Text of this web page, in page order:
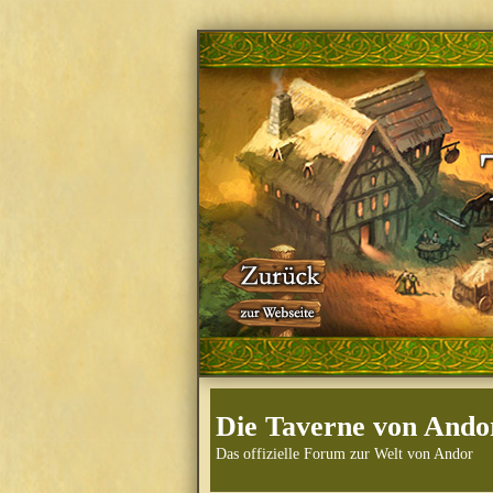
Die Taverne von
Das offizielle Forum zur Welt von Andor